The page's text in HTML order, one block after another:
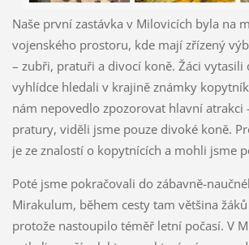
Naše první zastávka v Milovicích byla na
vojenského prostoru, kde mají zřízený
– zubři, pratuři a divocí koně. Žáci vytasili
vyhlídce hledali v krajině známky
nám nepovedlo zpozorovat hlavní atrakci
pratury, viděli jsme pouze divoké koně.
je ze znalostí o kopytnících a mohli jsme
Poté jsme pokračovali do zábavně-
Mirakulum, během cesty tam většina
protože nastoupilo téměř letní počasí. V